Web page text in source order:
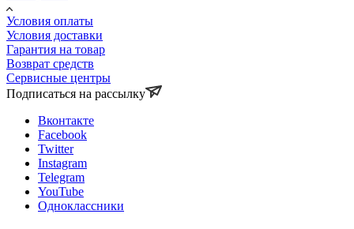
Условия оплаты
Условия доставки
Гарантия на товар
Возврат средств
Сервисные центры
Подписаться на рассылку
Вконтакте
Facebook
Twitter
Instagram
Telegram
YouTube
Одноклассники